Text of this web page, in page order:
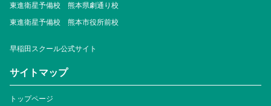
東進衛星予備校 熊本県劇通り校
東進衛星予備校 熊本市役所前校
早稲田スクール公式サイト
サイトマップ
トップページ